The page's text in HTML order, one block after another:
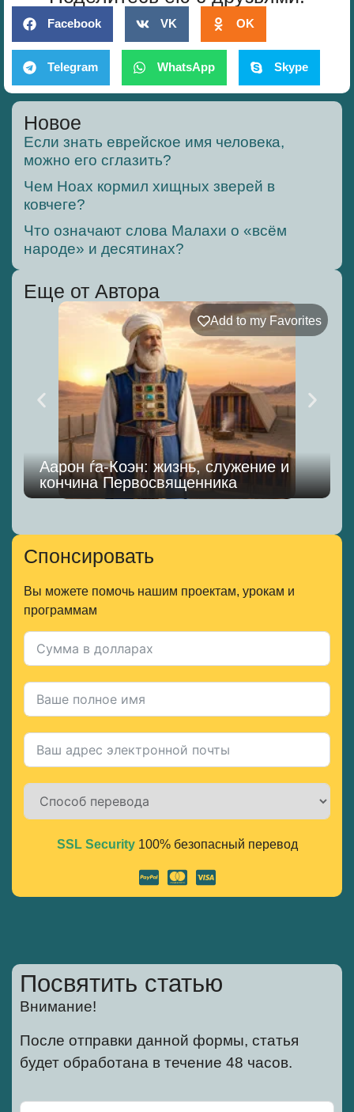
Facebook VK OK
Telegram WhatsApp Skype
Новое
Если знать еврейское имя человека,
можно его сглазить?
Чем Ноах кормил хищных зверей в
ковчеге?
Что означают слова Малахи о «всём
народе» и десятинах?
Еще от Автора
Add to my Favorites
Аарон ѓа-Коэн: жизнь, служение и
кончина Первосвященника
Спонсировать
Вы можете помочь нашим проектам, урокам и
программам
Alternative:
SSL Security100% безопасный перевод
Посвятить статью
Внимание!
После отправки данной формы, статья
будет обработана в течение 48 часов.